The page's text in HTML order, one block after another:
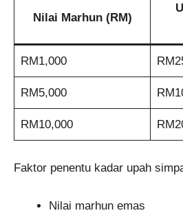
Nilai Marhun (RM)
RM1,000
RM5,000
RM10,000
Faktor penentu kadar upah
Nilai marhun emas